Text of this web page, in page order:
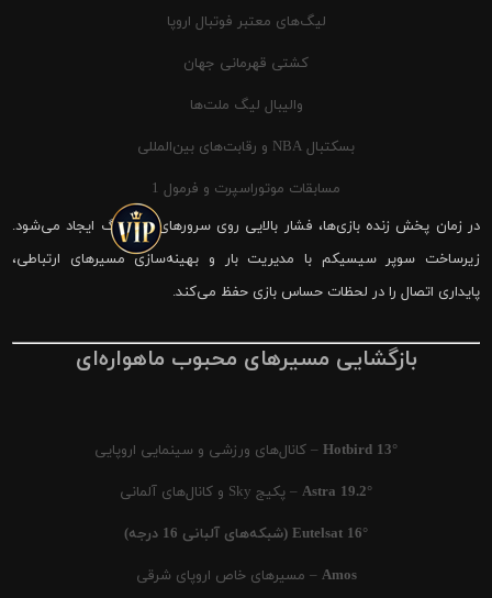
لیگ‌های معتبر فوتبال اروپا
کشتی قهرمانی جهان
والیبال لیگ ملت‌ها
بسکتبال NBA و رقابت‌های بین‌المللی
مسابقات موتوراسپرت و فرمول 1
در زمان پخش زنده بازی‌ها، فشار بالایی روی سرورهای شیرینگ ایجاد می‌شود.
زیرساخت سوپر سیسیکم با مدیریت بار و بهینه‌سازی مسیرهای ارتباطی،
پایداری اتصال را در لحظات حساس بازی حفظ می‌کند.
بازگشایی مسیرهای محبوب ماهواره‌ای
Hotbird 13° – کانال‌های ورزشی و سینمایی اروپایی
Astra 19.2° – پکیج Sky و کانال‌های آلمانی
Eutelsat 16° (شبکه‌های آلبانی 16 درجه)
Amos – مسیرهای خاص اروپای شرقی